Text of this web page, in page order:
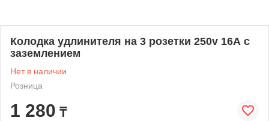
Колодка удлинителя на 3 розетки 250v 16А c
заземлением
Нет в наличии
Розница
1 280 ₸